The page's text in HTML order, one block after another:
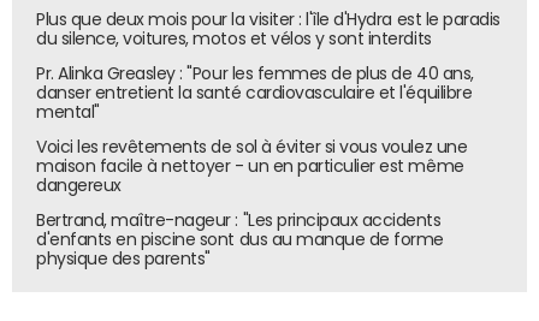
Plus que deux mois pour la visiter : l'île d'Hydra est le paradis
du silence, voitures, motos et vélos y sont interdits
Pr. Alinka Greasley : "Pour les femmes de plus de 40 ans,
danser entretient la santé cardiovasculaire et l'équilibre
mental"
Voici les revêtements de sol à éviter si vous voulez une
maison facile à nettoyer - un en particulier est même
dangereux
Bertrand, maître-nageur : "Les principaux accidents
d'enfants en piscine sont dus au manque de forme
physique des parents"